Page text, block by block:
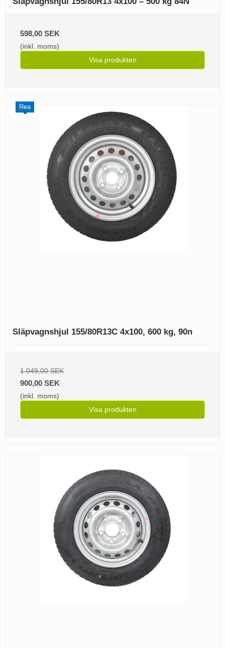
598,00 SEK
(inkl. moms)
Visa produkten
Rea
Släpvagnshjul 155/80R13C 4x100, 600 kg, 90n
1.049,00 SEK
900,00 SEK
(inkl. moms)
Visa produkten